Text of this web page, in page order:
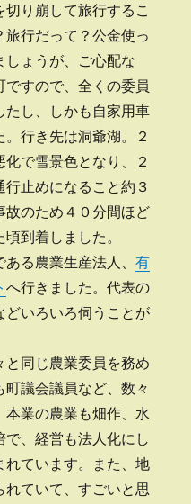
り崩して旅行するこ
行だって？公金使っ
しょうが、ご心配な
ですので、全くの委員
たし、しかも自家用車
行き先は洞爺湖。２
で雪景色となり、２
止めになること約３
故のため４０分間ほど
到着しました。
る農業生産法人、有
へ行きました。代表の
どいろいろ伺うことが
同じ農業委員を務め
議会議員など、数々
業の農業も畑作、水
、経営も法人化にし
れています。また、地
ていて、すごいと思